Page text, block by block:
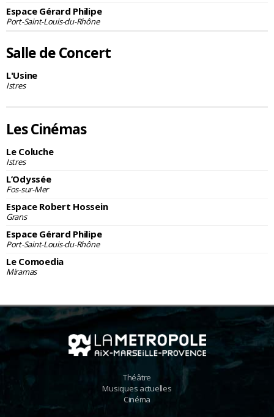
Espace Gérard Philipe
Port-Saint-Louis-du-Rhône
Salle de Concert
L'Usine
Istres
Les Cinémas
Le Coluche
Istres
L’Odyssée
Fos-sur-Mer
Espace Robert Hossein
Grans
Espace Gérard Philipe
Port-Saint-Louis-du-Rhône
Le Comoedia
Miramas
Théâtre
Musiques actuelles
Cinéma